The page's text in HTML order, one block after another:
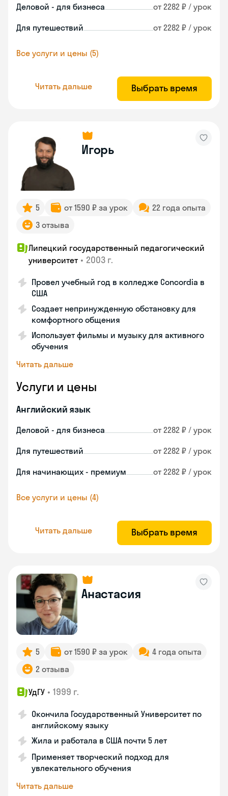
Деловой - для бизнеса от 2282 ₽ / урок
Для путешествий от 2282 ₽ / урок
Все услуги и цены (5)
Читать дальше Выбрать время
Игорь
5 от 1590 ₽ за урок
22 года опыта
3 отзыва
Липецкий государственный педагогический
университет • 2003 г.
Провел учебный год в колледже Concordia в
США
Создает непринужденную обстановку для
комфортного общения
Использует фильмы и музыку для активного
обучения
Читать дальше
Услуги и цены
Английский язык
Деловой - для бизнеса от 2282 ₽ / урок
Для путешествий от 2282 ₽ / урок
Для начинающих - премиум от 2282 ₽ / урок
Все услуги и цены (4)
Читать дальше Выбрать время
Анастасия
5 от 1590 ₽ за урок
4 года опыта
2 отзыва
УдГУ • 1999 г.
Окончила Государственный Университет по
английскому языку
Жила и работала в США почти 5 лет
Применяет творческий подход для
увлекательного обучения
Читать дальше